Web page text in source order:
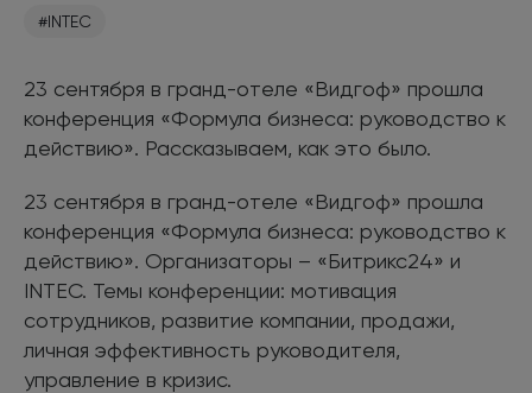
#INTEC
23 сентября в гранд-отеле «Видгоф» прошла
конференция «Формула бизнеса: руководство к
действию». Рассказываем, как это было.
23 сентября в гранд-отеле «Видгоф» прошла
конференция «Формула бизнеса: руководство к
действию». Организаторы – «Битрикс24» и
INTEC. Темы конференции: мотивация
сотрудников, развитие компании, продажи,
личная эффективность руководителя,
управление в кризис.